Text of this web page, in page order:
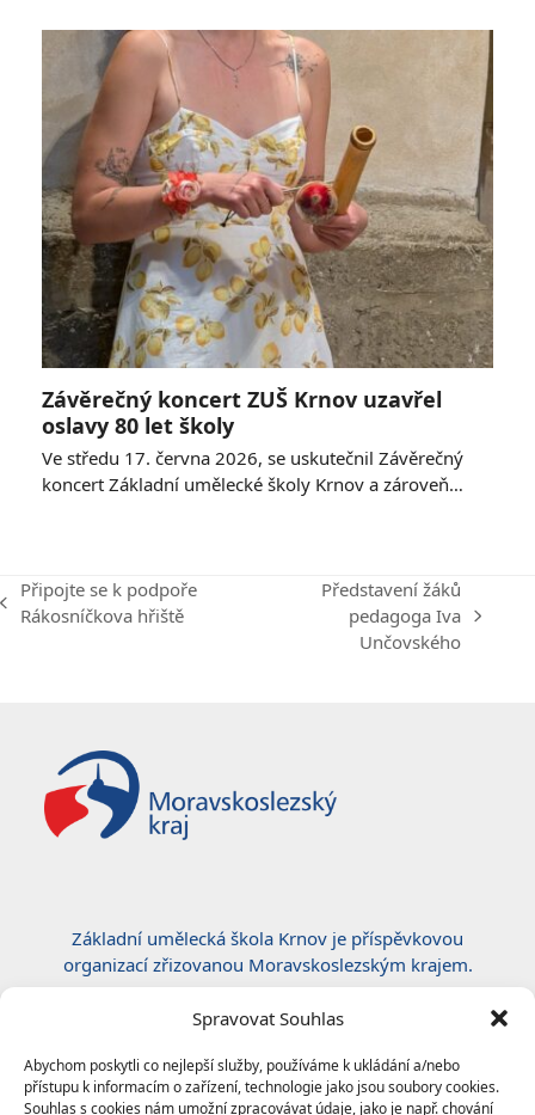
Spravovat Souhlas
Abychom poskytli co nejlepší služby, používáme k ukládání a/nebo
přístupu k informacím o zařízení, technologie jako jsou soubory cookies.
Souhlas s cookies nám umožní zpracovávat údaje, jako je např. chování
Závěrečný koncert ZUŠ Krnov uzavřel
oslavy 80 let školy
Ve středu 17. června 2026, se uskutečnil Závěrečný
koncert Základní umělecké školy Krnov a zároveň…
previous
Připojte se k podpoře
Rákosníčkova hřiště
Představení žáků
pedagoga Iva
Unčovského
Základní umělecká škola Krnov je příspěvkovou
organizací zřizovanou Moravskoslezským krajem.
Certifikace ČSN EN ISO 50001:2019